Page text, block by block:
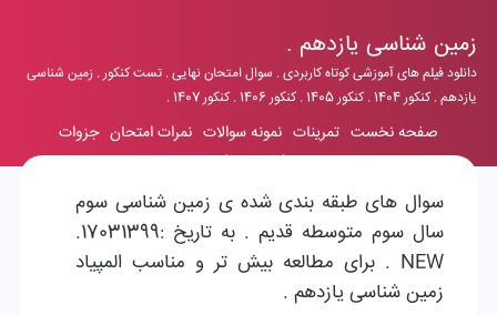
زمین شناسی یازدهم .
دانلود فیلم های آموزشی کوتاه کاربردی . سوال امتحان نهایی . تست کنکور . زمین شناسی
یازدهم . کنکور 1404 . کنکور 1405 . کنکور 1406 . کنکور 1407 .
صفحه نخست تمرینات نمونه سوالات نمرات امتحان جزوات
رزومه شخصی فرم تماس
سوال های طبقه بندی شده ی زمین شناسی سوم
سال سوم متوسطه قدیم . به تاریخ :17031399.
NEW . برای مطالعه بیش تر و مناسب المپیاد
زمین شناسی یازدهم .